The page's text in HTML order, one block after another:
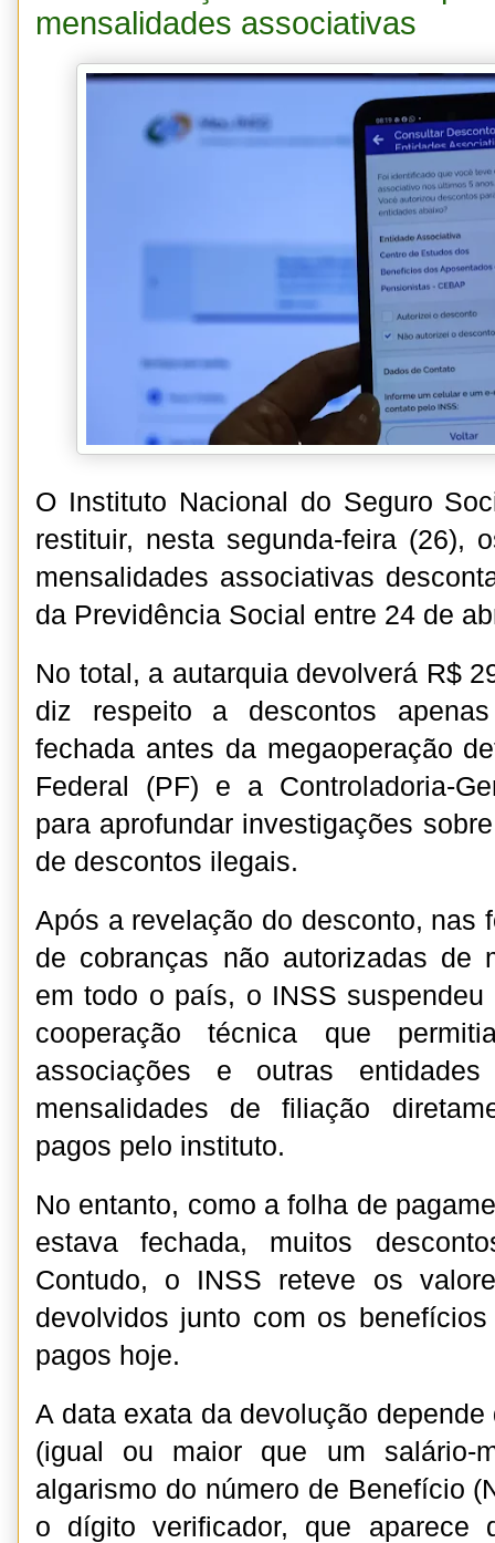
mensalidades associativas
O Instituto Nacional do Seguro
restituir, nesta segunda-feira (26),
mensalidades associativas
da Previdência Social entre 24 de
No total, a autarquia devolverá R$
diz respeito a descontos
fechada antes da megaoperação
Federal (PF) e a Controladoria-
para aprofundar investigações
de descontos ilegais.
Após a revelação do desconto, nas
de cobranças não autorizadas de
em todo o país, o INSS
cooperação técnica que
associações e outras
mensalidades de filiação
pagos pelo instituto.
No entanto, como a folha de
estava fechada, muitos
Contudo, o INSS reteve os
devolvidos junto com os
pagos hoje.
A data exata da devolução
(igual ou maior que um salário-
algarismo do número de Benefício
o dígito verificador, que aparece